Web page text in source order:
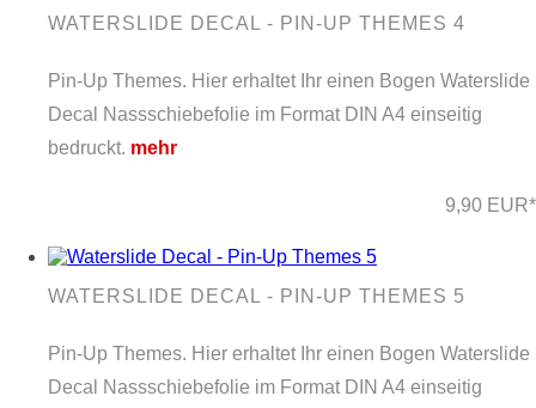
WATERSLIDE DECAL - PIN-UP THEMES 4
Pin-Up Themes. Hier erhaltet Ihr einen Bogen Waterslide
Decal Nassschiebefolie im Format DIN A4 einseitig
bedruckt. mehr
9,90 EUR*
WATERSLIDE DECAL - PIN-UP THEMES 5
Pin-Up Themes. Hier erhaltet Ihr einen Bogen Waterslide
Decal Nassschiebefolie im Format DIN A4 einseitig